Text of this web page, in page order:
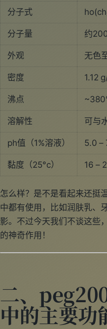
分子式
分子量
约
外观
无色
密度
1.12
沸点
溶解性
可与
ph值（1%溶液）
5.0 –
黏度（25°c）
16 –
怎么样？是不是看起来还挺
中都有使用，比如润肤乳、
影。不过今天我们不谈这些
的神奇作用！
二、
中的主要功